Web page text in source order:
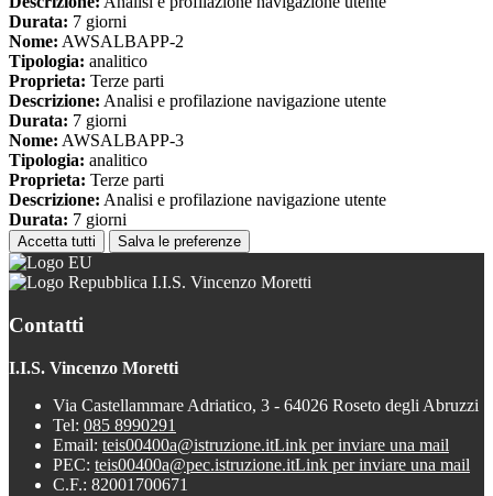
Durata: 7 giorni
Nome: AWSALBAPP-2
Tipologia: analitico
Proprieta: Terze parti
Descrizione: Analisi e profilazione navigazione utente
Durata: 7 giorni
Nome: AWSALBAPP-3
Tipologia: analitico
Proprieta: Terze parti
Descrizione: Analisi e profilazione navigazione utente
Durata: 7 giorni
Accetta tutti Salva le preferenze
I.I.S. Vincenzo Moretti
Contatti
I.I.S. Vincenzo Moretti
Via Castellammare Adriatico, 3 - 64026 Roseto degli Abruzzi
Tel: 085 8990291
Email: teis00400a@istruzione.itLink per inviare una mail
PEC: teis00400a@pec.istruzione.itLink per inviare una mail
C.F.: 82001700671